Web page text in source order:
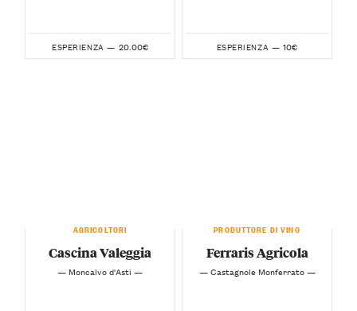
ESPERIENZA — 20.00€ ESPERIENZA — 10€
AGRICOLTORI
Cascina Valeggia
— Moncalvo d'Asti —
PRODUTTORE DI VINO
Ferraris Agricola
— Castagnole Monferrato —